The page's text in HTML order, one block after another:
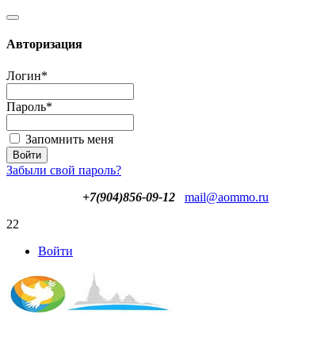
Авторизация
Логин*
Пароль*
Запомнить меня
Забыли свой пароль?
+7(904)856-09-12
mail@aommo.ru
22
Войти